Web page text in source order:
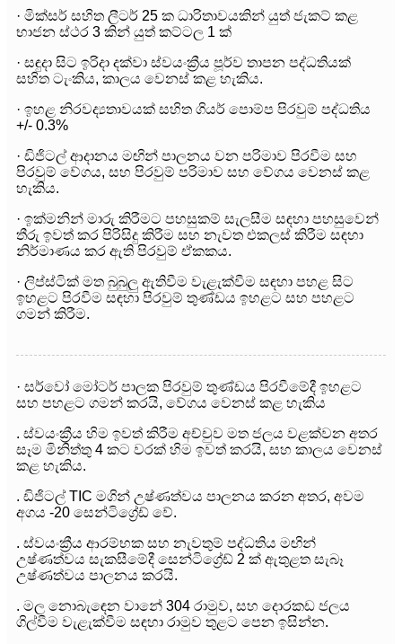
· මික්සර් සහිත ලීටර් 25 ක ධාරිතාවයකින් යුත් ජැකට් කළ
භාජන ස්ථර 3 කින් යුත් කට්ටල 1 ක්
· සඳුදා සිට ඉරිදා දක්වා ස්වයංක්‍රීය පූර්ව තාපන පද්ධතියක්
සහිත ටැංකිය, කාලය වෙනස් කළ හැකිය.
· ඉහළ නිරවද්‍යතාවයක් සහිත ගියර් පොම්ප පිරවුම් පද්ධතිය
+/- 0.3%
· ඩිජිටල් ආදානය මඟින් පාලනය වන පරිමාව පිරවීම සහ
පිරවුම් වේගය, සහ පිරවුම් පරිමාව සහ වේගය වෙනස් කළ
හැකිය.
· ඉක්මනින් මාරු කිරීමට පහසුකම් සැලසීම සඳහා පහසුවෙන්
තීරු ඉවත් කර පිරිසිදු කිරීම සහ නැවත එකලස් කිරීම සඳහා
නිර්මාණය කර ඇති පිරවුම් ඒකකය.
· ලිප්ස්ටික් මත බුබුලු ඇතිවීම වැළැක්වීම සඳහා පහළ සිට
ඉහළට පිරවීම සඳහා පිරවුම් තුණ්ඩය ඉහළට සහ පහළට
ගමන් කිරීම.
· සර්වෝ මෝටර් පාලක පිරවුම් තුණ්ඩය පිරවීමේදී ඉහළට
සහ පහළට ගමන් කරයි, වේගය වෙනස් කළ හැකිය
. ස්වයංක්‍රීය හිම ඉවත් කිරීම අච්චුව මත ජලය වළක්වන අතර
සෑම මිනිත්තු 4 කට වරක් හිම ඉවත් කරයි, සහ කාලය වෙනස්
කළ හැකිය.
. ඩිජිටල් TIC මගින් උෂ්ණත්වය පාලනය කරන අතර, අවම
අගය -20 සෙන්ටිග්‍රේඩ් වේ.
. ස්වයංක්‍රීය ආරම්භක සහ නැවතුම් පද්ධතිය මඟින්
උෂ්ණත්වය සැකසීමේදී සෙන්ටිග්‍රේඩ් 2 ක් ඇතුළත සැබෑ
උෂ්ණත්වය පාලනය කරයි.
. මල නොබැඳෙන වානේ 304 රාමුව, සහ දොරකඩ ජලය
ගිල්වීම වැළැක්වීම සඳහා රාමුව තුළට පෙන ඉසින්න.